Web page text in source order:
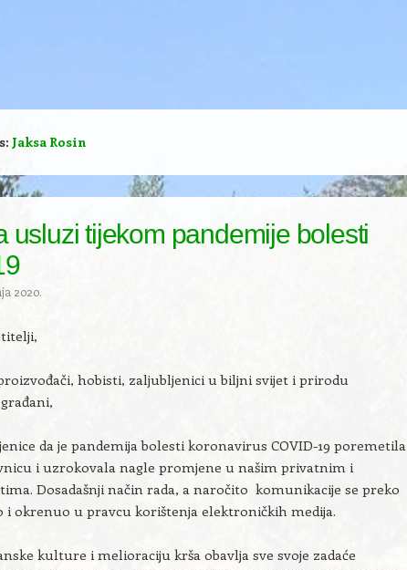
Jaksa Rosin
usluzi tijekom pandemije bolesti
2020.
hobisti, zaljubljenici u biljni svijet i prirodu
da je pandemija bolesti koronavirus COVID-19 poremetila
i uzrokovala nagle promjene u našim privatnim i
Dosadašnji način rada, a naročito komunikacije se preko
i okrenuo u pravcu korištenja elektroničkih medija.
kulture i melioraciju krša obavlja sve svoje zadaće